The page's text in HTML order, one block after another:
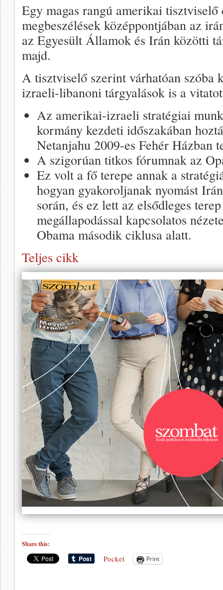
Egy magas rangú amerikai
megbeszélések középpontjában az
az Egyesült Államok és Irán közötti
majd.
A tisztviselő szerint várhatóan szóba
izraeli-libanoni tárgyalások is a
Az amerikai-izraeli stratégiai
kormány kezdeti időszakában
Netanjahu 2009-es Fehér Házban
A szigorúan titkos fórumnak az
Ez volt a fő terepe annak a
hogyan gyakoroljanak nyomást
során, és ez lett az elsődleges
megállapodással kapcsolatos
Obama második ciklusa alatt.
Teljes cikk
Share this:
Pocket Print